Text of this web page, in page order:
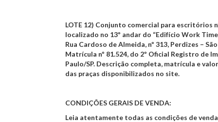
LOTE 12) Conjunto comercial para escritórios
localizado no 13º andar do “Edifício Work
Rua Cardoso de Almeida, nº 313, Perdizes –
Matrícula nº 81.524, do 2º Oficial Registro de
Paulo/SP. Descrição completa, matrícula e
das praças disponibilizados no site.
CONDIÇÕES GERAIS DE VENDA:
Leia atentamente todas as condições de